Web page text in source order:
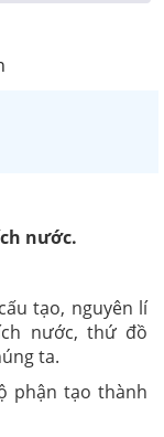
nước.
tạo, nguyên lí
nước, thứ đồ
ta.
phận tạo thành